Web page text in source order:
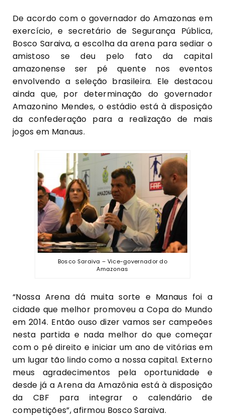
De acordo com o governador do Amazonas em
exercício, e secretário de Segurança Pública,
Bosco Saraiva, a escolha da arena para sediar o
amistoso se deu pelo fato da capital
amazonense ser pé quente nos eventos
envolvendo a seleção brasileira. Ele destacou
ainda que, por determinação do governador
Amazonino Mendes, o estádio está à disposição
da confederação para a realização de mais
jogos em Manaus.
Bosco Saraiva – Vice-governador do
Amazonas
“Nossa Arena dá muita sorte e Manaus foi a
cidade que melhor promoveu a Copa do Mundo
em 2014. Então ouso dizer vamos ser campeões
nesta partida e nada melhor do que começar
com o pé direito e iniciar um ano de vitórias em
um lugar tão lindo como a nossa capital. Externo
meus agradecimentos pela oportunidade e
desde já a Arena da Amazônia está à disposição
da CBF para integrar o calendário de
competições”, afirmou Bosco Saraiva.